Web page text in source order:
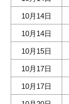
10月14日
10月14日
10月15日
10月17日
10月17日